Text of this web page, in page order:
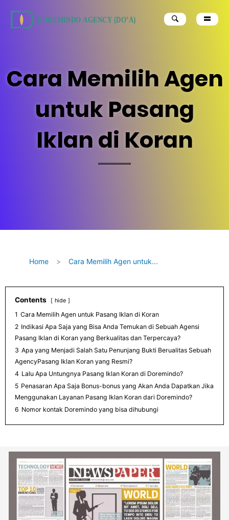
content
Cara Memilih Agen
untuk Pasang
Iklan di Koran
Home > Cara Memilih Agen untuk...
Contents hide
1 Cara Memilih Agen untuk Pasang Iklan di Koran
2 Indikasi Apa Saja yang Bisa Anda Temukan di Sebuah Agensi
Pasang Iklan di Koran yang Berkualitas dan Terpercaya?
3 Apa yang Menjadi Salah Satu Penunjang Bukti Berualitas Sebuah
AgencyPasang Iklan Koran yang Resmi?
4 Lalu Apa Untungnya Pasang Iklan Koran di Doremindo?
5 Penasaran Apa Saja Bonus-bonus yang Akan Anda Dapatkan Jika
Menggunakan Layanan Pasang Iklan Koran dari Doremindo?
6 Nomor kontak Doremindo yang bisa dihubungi